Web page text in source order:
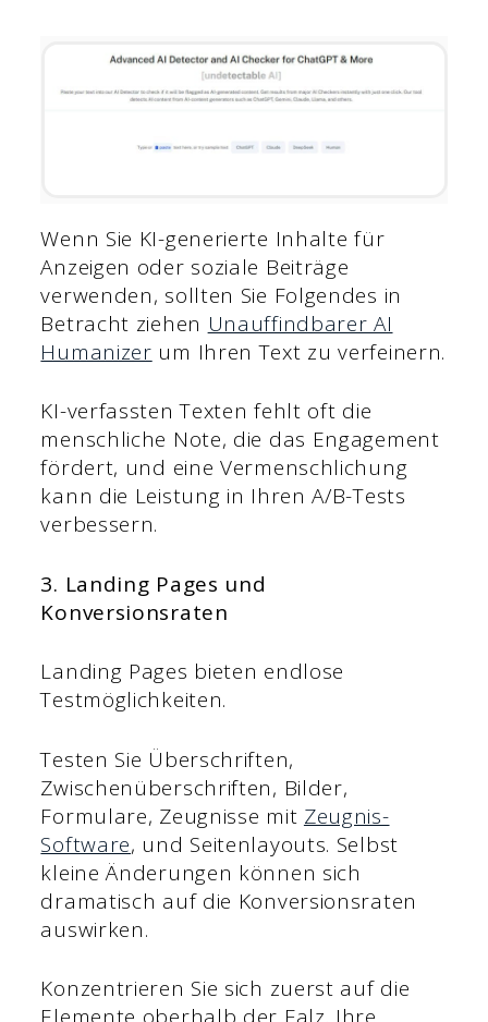
Wenn Sie KI-generierte Inhalte für
Anzeigen oder soziale Beiträge
verwenden, sollten Sie Folgendes in
Betracht ziehen Unauffindbarer AI
Humanizer um Ihren Text zu verfeinern.
KI-verfassten Texten fehlt oft die
menschliche Note, die das Engagement
fördert, und eine Vermenschlichung
kann die Leistung in Ihren A/B-Tests
verbessern.
3. Landing Pages und
Konversionsraten
Landing Pages bieten endlose
Testmöglichkeiten.
Testen Sie Überschriften,
Zwischenüberschriften, Bilder,
Formulare, Zeugnisse mit Zeugnis-
Software, und Seitenlayouts. Selbst
kleine Änderungen können sich
dramatisch auf die Konversionsraten
auswirken.
Konzentrieren Sie sich zuerst auf die